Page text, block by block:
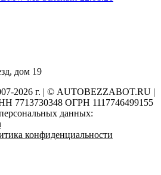
дом 19
2026 г. | © AUTOBEZZABOT.RU |
7713730348 ОГРН 1117746499155
данных:
конфиденциальности